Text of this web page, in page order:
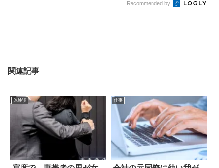
Recommended by
関連記事
体験談 仕事